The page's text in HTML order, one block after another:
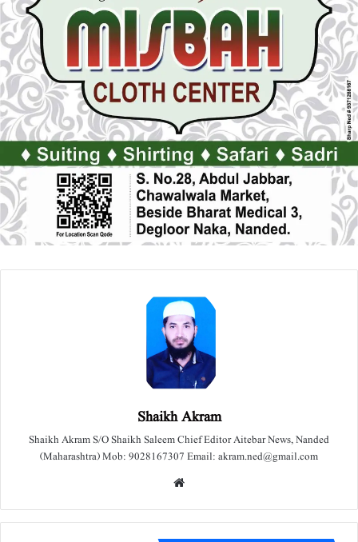
Shaikh Akram
Shaikh Akram S/O Shaikh Saleem Chief Editor Aitebar News, Nanded
(Maharashtra) Mob: 9028167307 Email: akram.ned@gmail.com
e